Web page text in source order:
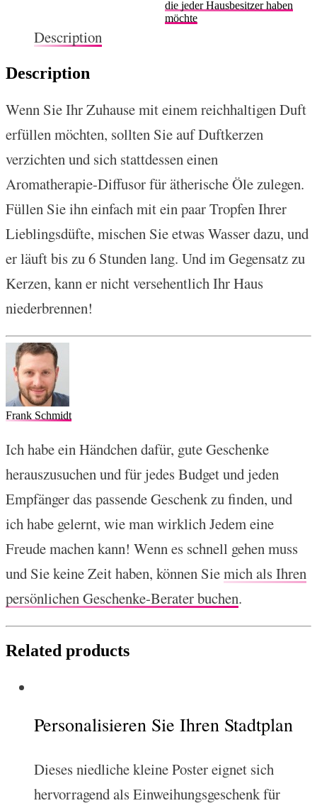
die jeder Hausbesitzer haben
möchte
Description
Description
Wenn Sie Ihr Zuhause mit einem reichhaltigen Duft
erfüllen möchten, sollten Sie auf Duftkerzen
verzichten und sich stattdessen einen
Aromatherapie-Diffusor für ätherische Öle zulegen.
Füllen Sie ihn einfach mit ein paar Tropfen Ihrer
Lieblingsdüfte, mischen Sie etwas Wasser dazu, und
er läuft bis zu 6 Stunden lang. Und im Gegensatz zu
Kerzen, kann er nicht versehentlich Ihr Haus
niederbrennen!
Frank Schmidt
Ich habe ein Händchen dafür, gute Geschenke
herauszusuchen und für jedes Budget und jeden
Empfänger das passende Geschenk zu finden, und
ich habe gelernt, wie man wirklich Jedem eine
Freude machen kann! Wenn es schnell gehen muss
und Sie keine Zeit haben, können Siemich als Ihren
persönlichen Geschenke-Berater buchen.
Related products
Personalisieren Sie Ihren Stadtplan
Dieses niedliche kleine Poster eignet sich
hervorragend als Einweihungsgeschenk für